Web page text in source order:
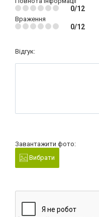
0/12
Враження
0/12
Відгук:
Завантажити фото:
Вибрати